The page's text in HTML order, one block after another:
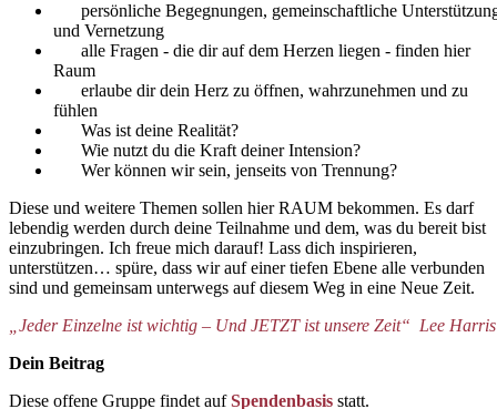
persönliche Begegnungen, gemeinschaftliche
und Vernetzung
alle Fragen - die dir auf dem Herzen liegen - finden hier
Raum
erlaube dir dein Herz zu öffnen, wahrzunehmen und zu
fühlen
Was ist deine Realität?
Wie nutzt du die Kraft deiner Intension?
Wer können wir sein, jenseits von Trennung?
Diese und weitere Themen sollen hier RAUM bekommen. Es darf
lebendig werden durch deine Teilnahme und dem, was du bereit bist
einzubringen. Ich freue mich darauf! Lass dich inspirieren,
unterstützen… spüre, dass wir auf einer tiefen Ebene alle verbunden
sind und gemeinsam unterwegs auf diesem Weg in eine Neue Zeit.
„Jeder Einzelne ist wichtig – Und JETZT ist unsere Zeit“ Lee Harris
Dein Beitrag
Diese offene Gruppe findet aufSpendenbasis statt.